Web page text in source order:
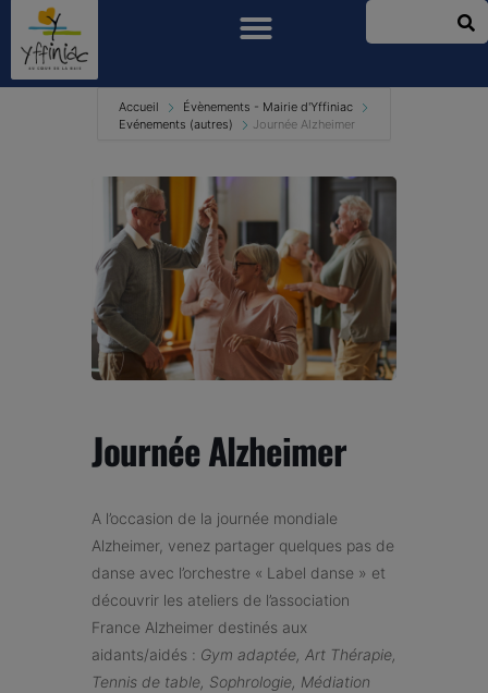
Accueil
Évènements - Mairie d'Yffiniac
Evénements (autres)
Journée Alzheimer
Journée Alzheimer
A l’occasion de la journée mondiale
Alzheimer, venez partager quelques pas de
danse avec l’orchestre « Label danse » et
découvrir les ateliers de l’association
France Alzheimer destinés aux
aidants/aidés : Gym adaptée, Art Thérapie,
Tennis de table, Sophrologie, Médiation